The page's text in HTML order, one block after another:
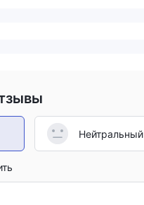
Нейтральный